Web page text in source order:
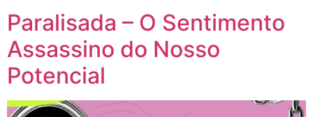
Paralisada – O Sentimento
Assassino do Nosso
Potencial